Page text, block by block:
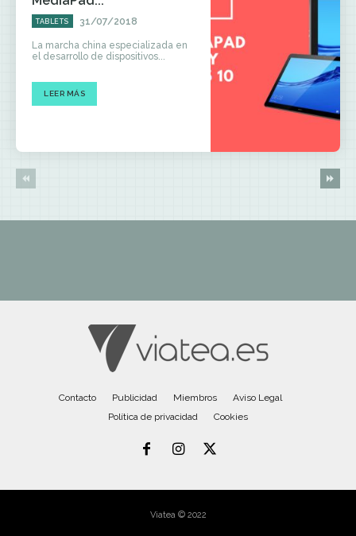
TABLETS 31/07/2018
La marcha china especializada en
el desarrollo de dispositivos...
LEER MÁS
Contacto Publicidad Miembros
Aviso Legal
Política de privacidad
Cookies
Viatea © 2022